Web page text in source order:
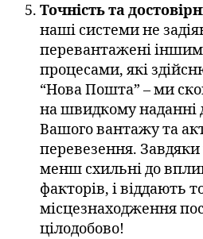
Точність та
наші системи не
перевантажені
процесами, які
“Нова Пошта” – ми
на швидкому наданні
Вашого вантажу та
перевезення.
менш схильні до
факторів, і віддають
місцезнаходження
цілодобово!